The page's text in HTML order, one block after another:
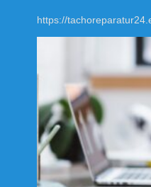
https://